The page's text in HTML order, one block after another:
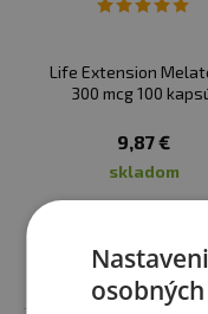
Life Extension
300 mcg 100
9,87 €
skladom
Vložiť do košíka